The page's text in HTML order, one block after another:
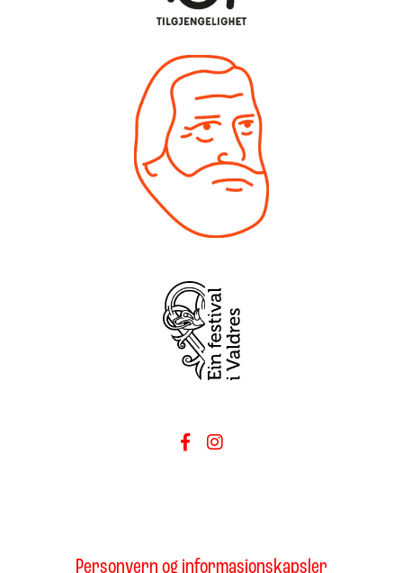
Personvern og informasjonskapsler